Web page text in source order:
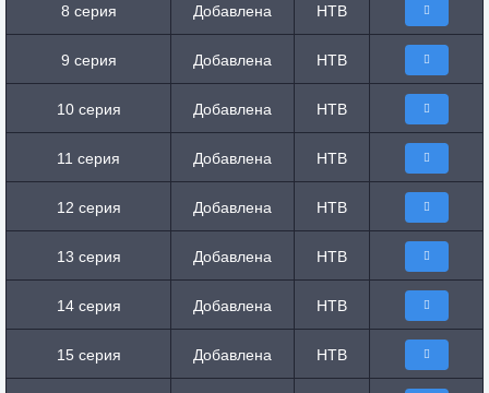
8 серия Добавлена НТВ
9 серия Добавлена НТВ
10 серия Добавлена НТВ
11 серия Добавлена НТВ
12 серия Добавлена НТВ
13 серия Добавлена НТВ
14 серия Добавлена НТВ
15 серия Добавлена НТВ